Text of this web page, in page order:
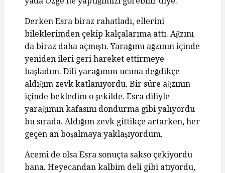
Derken Esra biraz rahatladı, ellerini
bileklerimden çekip kalçalarıma attı. Ağzını
da biraz daha açmıştı. Yarağımı ağzının içinde
yeniden ileri geri hareket ettirmeye
başladım. Dili yarağımın ucuna değdikçe
aldığım zevk katlanıyordu. Bir süre ağzının
içinde bekledim o şekilde. Esra diliyle
yarağımın kafasını dondurma gibi yalıyordu
bu sırada. Aldığım zevk gittikçe artarken, her
geçen an boşalmaya yaklaşıyordum.
Acemi de olsa Esra sonuçta sakso çekiyordu
bana. Heyecandan kalbim deli gibi atıyordu,